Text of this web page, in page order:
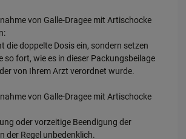
von Galle-Dragee mit Artischocke
die doppelte Dosis ein, sondern setzen
so fort, wie es in dieser Packungsbeilage
von Ihrem Arzt verordnet wurde.
von Galle-Dragee mit Artischocke
oder vorzeitige Beendigung der
der Regel unbedenklich.